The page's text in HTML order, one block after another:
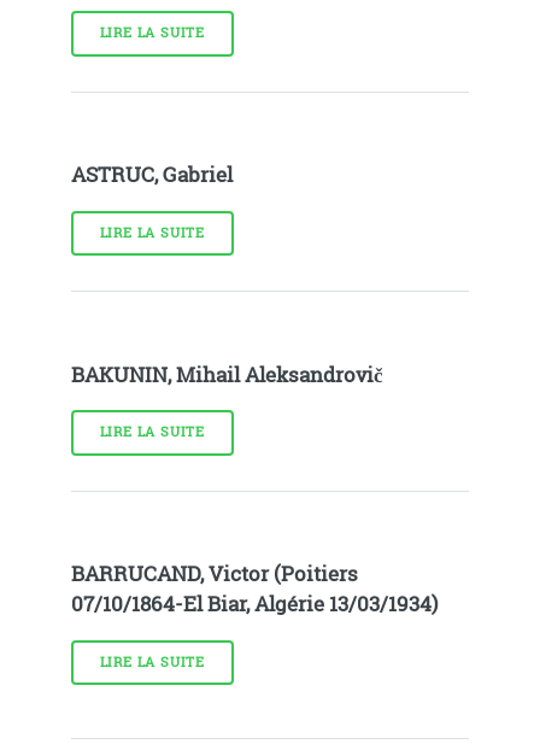
LIRE LA SUITE
ASTRUC, Gabriel
LIRE LA SUITE
BAKUNIN, Mihail Aleksandrovič
LIRE LA SUITE
BARRUCAND, Victor (Poitiers
07/10/1864-El Biar, Algérie 13/03/1934)
LIRE LA SUITE